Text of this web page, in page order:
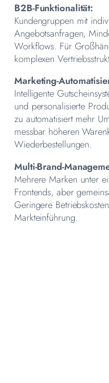
B2B-Funktionalität:
Kundengruppen mit
Angebotsanfragen,
Workflows. Für
komplexen
Marketing-
Intelligente
und personalisierte
zu automatisiert mehr
messbar höheren
Wiederbestellungen.
Multi-Brand-
Mehrere Marken unter
Frontends, aber
Geringere
Markteinführung.